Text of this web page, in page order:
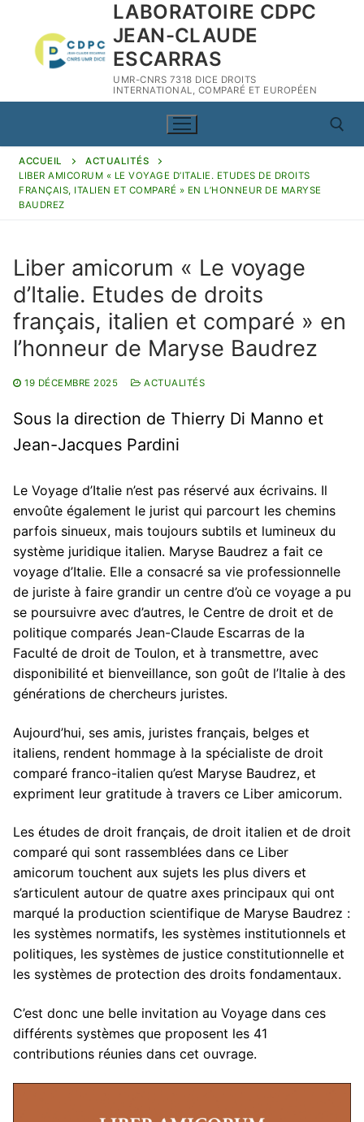
contenu
LABORATOIRE CDPC
JEAN-CLAUDE
ESCARRAS
UMR-CNRS 7318 DICE DROITS
INTERNATIONAL, COMPARÉ ET EUROPÉEN
Rechercher :
Rechercher
:
CDPC
Pour nous contacter
Membres
Bibliothèque
Revues
Cahiers du CDPC
La Lettre d’Italie
Publications
Thèses / HDR
Thèses en cours
Thèses soutenues
HDR soutenues
Masters
Actualités
ACCUEIL
ACTUALITÉS
LIBER AMICORUM « LE VOYAGE D’ITALIE. ETUDES DE DROITS
FRANÇAIS, ITALIEN ET COMPARÉ » EN L’HONNEUR DE MARYSE
BAUDREZ
Liber amicorum « Le voyage
d’Italie. Etudes de droits
français, italien et comparé » en
l’honneur de Maryse Baudrez
19 DÉCEMBRE 2025 ACTUALITÉS
Sous la direction de Thierry Di Manno et
Jean-Jacques Pardini
Le Voyage d’Italie n’est pas réservé aux écrivains. Il
envoûte également le jurist qui parcourt les chemins
parfois sinueux, mais toujours subtils et lumineux du
système juridique italien. Maryse Baudrez a fait ce
voyage d’Italie. Elle a consacré sa vie professionnelle
de juriste à faire grandir un centre d’où ce voyage a pu
se poursuivre avec d’autres, le Centre de droit et de
politique comparés Jean-Claude Escarras de la
Faculté de droit de Toulon, et à transmettre, avec
disponibilité et bienveillance, son goût de l’Italie à des
générations de chercheurs juristes.
Aujourd’hui, ses amis, juristes français, belges et
italiens, rendent hommage à la spécialiste de droit
comparé franco-italien qu’est Maryse Baudrez, et
expriment leur gratitude à travers ce Liber amicorum.
Les études de droit français, de droit italien et de droit
comparé qui sont rassemblées dans ce Liber
amicorum touchent aux sujets les plus divers et
s’articulent autour de quatre axes principaux qui ont
marqué la production scientifique de Maryse Baudrez :
les systèmes normatifs, les systèmes institutionnels et
politiques, les systèmes de justice constitutionnelle et
les systèmes de protection des droits fondamentaux.
C’est donc une belle invitation au Voyage dans ces
différents systèmes que proposent les 41
contributions réunies dans cet ouvrage.